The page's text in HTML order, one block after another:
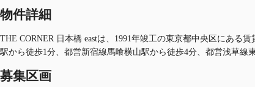
物件詳細
THE CORNER 日本橋 eastは、1991年竣工の東京都中央区にある
駅から徒歩1分、都営新宿線馬喰横山駅から徒歩4分、都営浅草線
募集区画